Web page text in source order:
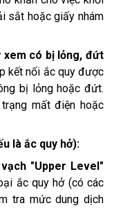
sắt hoặc giấy nhám
xem có bị lỏng, đứt
kết nối ắc quy được
bị lỏng hoặc đứt.
mất điện hoặc
là ắc quy hở):
"Upper Level"
ắc quy hở (có các
tra mức dung dịch